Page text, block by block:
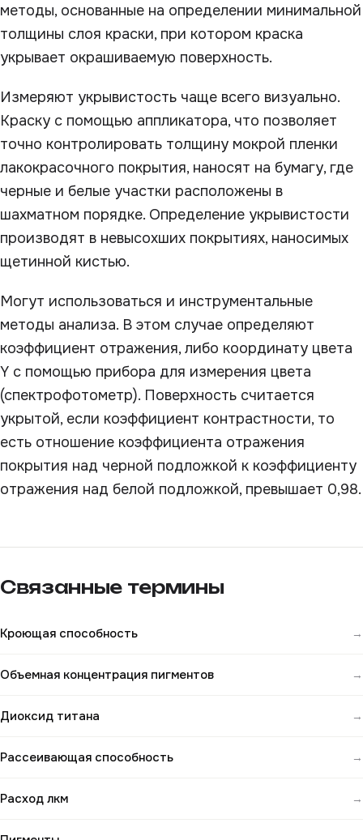
методы, основанные на определении минимальной
толщины слоя краски, при котором краска
укрывает окрашиваемую поверхность.
Измеряют укрывистость чаще всего визуально.
Краску с помощью аппликатора, что позволяет
точно контролировать толщину мокрой пленки
лакокрасочного покрытия, наносят на бумагу, где
черные и белые участки расположены в
шахматном порядке. Определение укрывистости
производят в невысохших покрытиях, наносимых
щетинной кистью.
Могут использоваться и инструментальные
методы анализа. В этом случае определяют
коэффициент отражения, либо координату цвета
Y с помощью прибора для измерения цвета
(спектрофотометр). Поверхность считается
укрытой, если коэффициент контрастности, то
есть отношение коэффициента отражения
покрытия над черной подложкой к коэффициенту
отражения над белой подложкой, превышает 0,98.
Связанные термины
Кроющая способность →
Объемная концентрация пигментов →
Диоксид титана →
Рассеивающая способность →
Расход лкм →